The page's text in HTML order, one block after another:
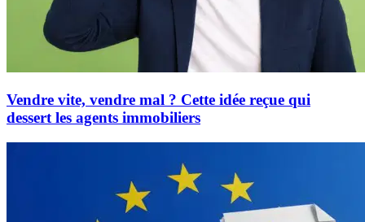
Vendre vite, vendre mal ? Cette idée reçue qui
dessert les agents immobiliers